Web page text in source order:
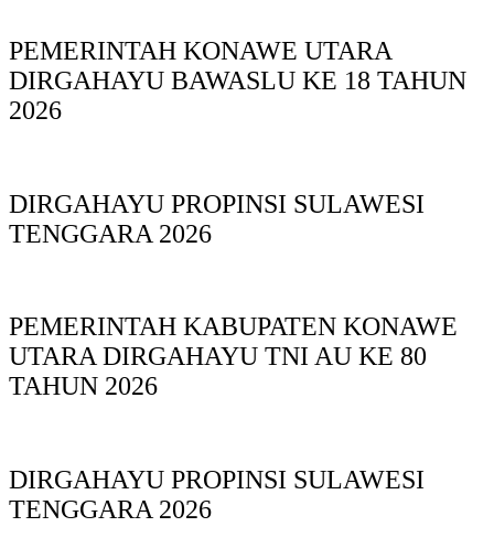
PEMERINTAH KONAWE UTARA
DIRGAHAYU BAWASLU KE 18 TAHUN
2026
DIRGAHAYU PROPINSI SULAWESI
TENGGARA 2026
PEMERINTAH KABUPATEN KONAWE
UTARA DIRGAHAYU TNI AU KE 80
TAHUN 2026
DIRGAHAYU PROPINSI SULAWESI
TENGGARA 2026